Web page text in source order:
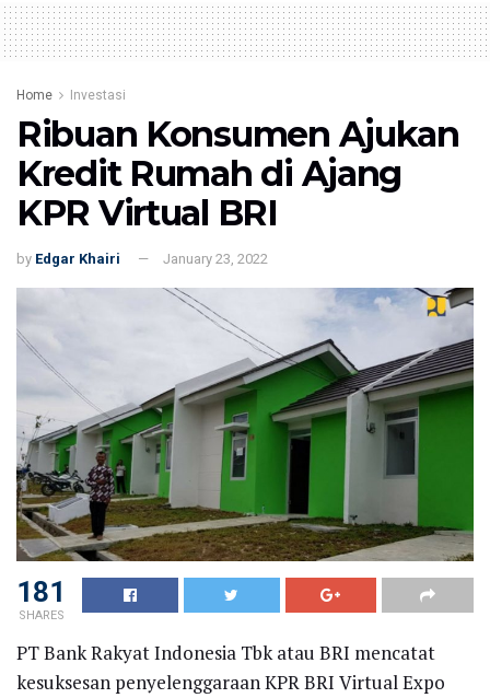
Home Investasi
Ribuan Konsumen Ajukan
Kredit Rumah di Ajang
KPR Virtual BRI
by Edgar Khairi January 23, 2022
181
SHARES
PT Bank Rakyat Indonesia Tbk atau BRI mencatat
kesuksesan penyelenggaraan KPR BRI Virtual Expo